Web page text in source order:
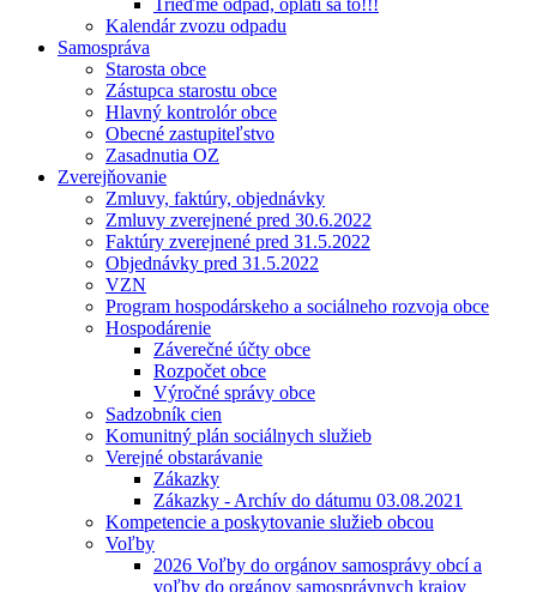
Trieďme odpad, oplatí sa to!!!
Kalendár zvozu odpadu
Samospráva
Starosta obce
Zástupca starostu obce
Hlavný kontrolór obce
Obecné zastupiteľstvo
Zasadnutia OZ
Zverejňovanie
Zmluvy, faktúry, objednávky
Zmluvy zverejnené pred 30.6.2022
Faktúry zverejnené pred 31.5.2022
Objednávky pred 31.5.2022
VZN
Program hospodárskeho a sociálneho rozvoja obce
Hospodárenie
Záverečné účty obce
Rozpočet obce
Výročné správy obce
Sadzobník cien
Komunitný plán sociálnych služieb
Verejné obstarávanie
Zákazky
Zákazky - Archív do dátumu 03.08.2021
Kompetencie a poskytovanie služieb obcou
Voľby
2026 Voľby do orgánov samosprávy obcí a
voľby do orgánov samosprávnych krajov